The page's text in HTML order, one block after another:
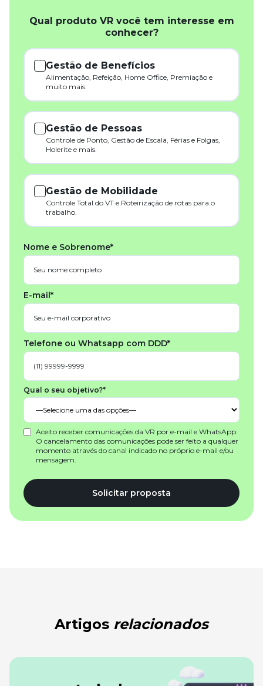
Qual produto VR você tem interesse em
conhecer?
Gestão de Benefícios
Alimentação, Refeição, Home Office, Premiação e
muito mais.
Gestão de Pessoas
Controle de Ponto, Gestão de Escala, Férias e Folgas,
Holerite e mais.
Gestão de Mobilidade
Controle Total do VT e Roteirização de rotas para o
trabalho.
Nome e Sobrenome*
E-mail*
Telefone ou Whatsapp com DDD*
Qual o seu objetivo?*
Aceito receber comunicações da VR por e-mail e WhatsApp.
O cancelamento das comunicações pode ser feito a qualquer
momento através do canal indicado no próprio e-mail e/ou
mensagem.
Solicitar proposta
Artigos relacionados